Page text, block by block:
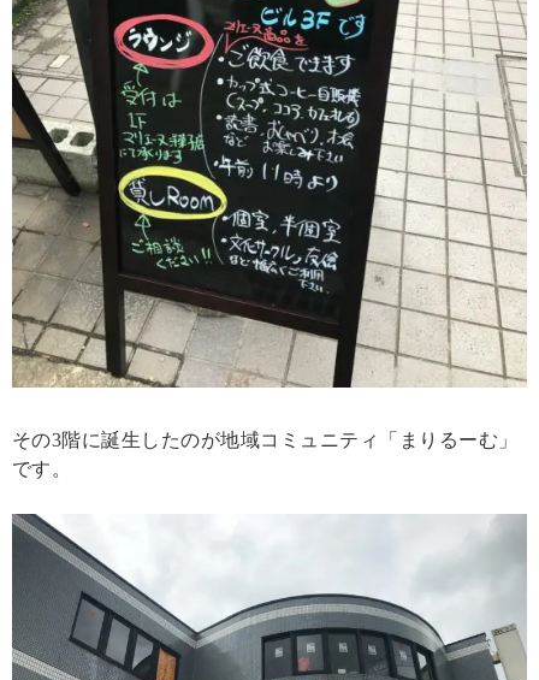
その3階に誕生したのが地域コミュニティ「まりるーむ」
です。